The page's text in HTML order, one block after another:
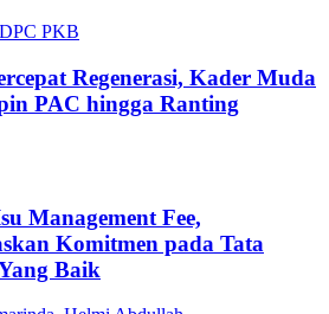
Regenerasi, Kader Muda
PAC hingga Ranting
Management Fee,
Komitmen pada Tata
Baik